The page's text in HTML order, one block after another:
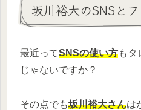
坂川裕大のSNSと
最近ってSNSの使い方もタ
じゃないですか？
その点でも坂川裕大さんは